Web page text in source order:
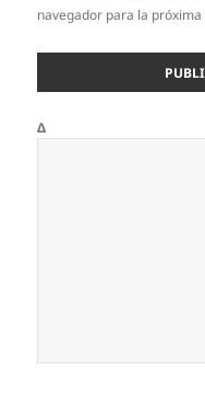
navegador para la
Δ